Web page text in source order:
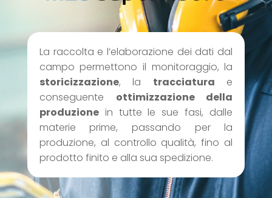
La raccolta e l’elaborazione dei dati dal
campo permettono il monitoraggio, la
storicizzazione, la tracciatura e
conseguente ottimizzazione della
produzionein tutte le sue fasi, dalle
materie prime, passando per la
produzione, al controllo qualità, fino al
prodotto finito e alla sua spedizione.